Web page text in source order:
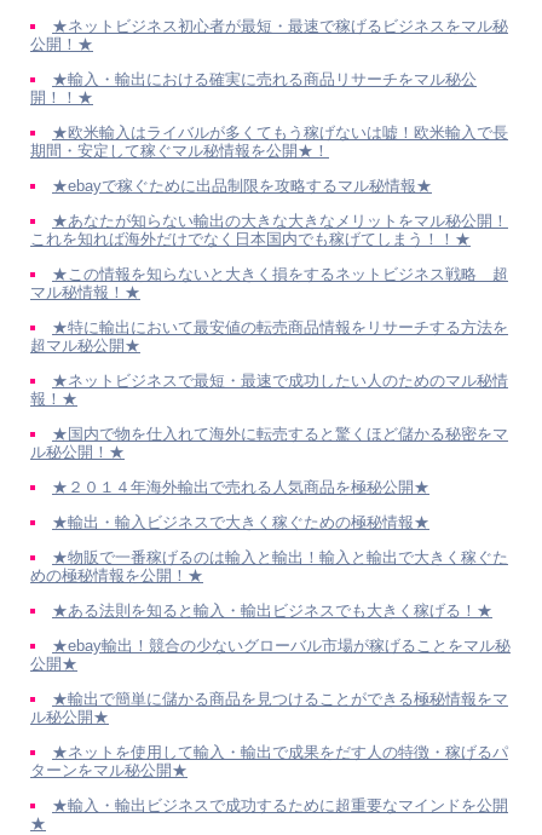
★ネットビジネス初心者が最短・最速で稼げるビジネスをマル秘
公開！★
★輸入・輸出における確実に売れる商品リサーチをマル秘公
開！！★
★欧米輸入はライバルが多くてもう稼げないは嘘！欧米輸入で長
期間・安定して稼ぐマル秘情報を公開★！
★ebayで稼ぐために出品制限を攻略するマル秘情報★
★あなたが知らない輸出の大きな大きなメリットをマル秘公開！
これを知れば海外だけでなく日本国内でも稼げてしまう！！★
★この情報を知らないと大きく損をするネットビジネス戦略 超
マル秘情報！★
★特に輸出において最安値の転売商品情報をリサーチする方法を
超マル秘公開★
★ネットビジネスで最短・最速で成功したい人のためのマル秘情
報！★
★国内で物を仕入れて海外に転売すると驚くほど儲かる秘密をマ
ル秘公開！★
★２０１４年海外輸出で売れる人気商品を極秘公開★
★輸出・輸入ビジネスで大きく稼ぐための極秘情報★
★物販で一番稼げるのは輸入と輸出！輸入と輸出で大きく稼ぐた
めの極秘情報を公開！★
★ある法則を知ると輸入・輸出ビジネスでも大きく稼げる！★
★ebay輸出！競合の少ないグローバル市場が稼げることをマル秘
公開★
★輸出で簡単に儲かる商品を見つけることができる極秘情報をマ
ル秘公開★
★ネットを使用して輸入・輸出で成果をだす人の特徴・稼げるパ
ターンをマル秘公開★
★輸入・輸出ビジネスで成功するために超重要なマインドを公開
★